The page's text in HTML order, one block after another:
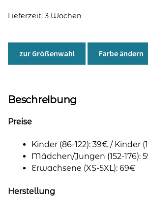
Lieferzeit: 3 Wochen
zur Größenwahl Farbe ändern
Beschreibung
Preise
Kinder (86-122): 39€ / Kinder
Mädchen/Jungen (152-176):
Erwachsene (XS-5XL): 69€
Herstellung